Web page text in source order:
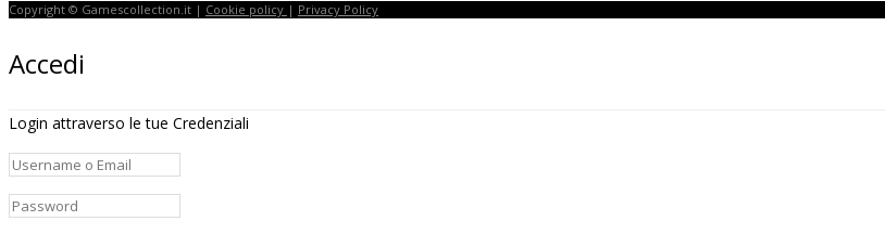
Copyright © Gamescollection.it | Cookie policy | Privacy Policy
Accedi
Login attraverso le tue Credenziali